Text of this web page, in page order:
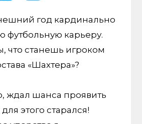
год кардинально
футбольную карьеру.
что станешь игроком
«Шахтера»?
ждал шанса проявить
этого старался!